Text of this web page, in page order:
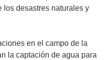
los desastres naturales y
en el campo de la
la captación de agua para